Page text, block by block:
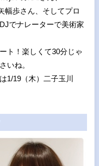
幅歩さん、そしてプロ
でナレーターで美術家
ト！楽しくて30分じゃ
いね。
1/19（木）二子玉川